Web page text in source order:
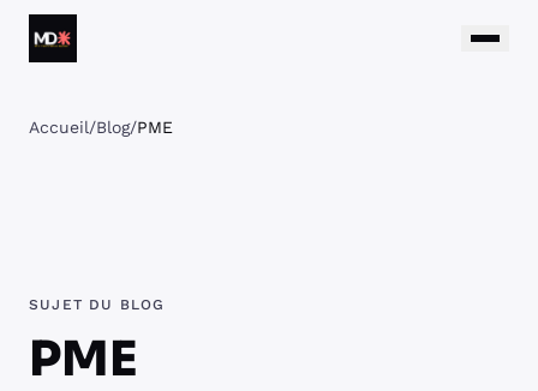
Aller au contenu
Matthieu Daumain
Accueil/Blog/PME
SUJET DU BLOG
PME